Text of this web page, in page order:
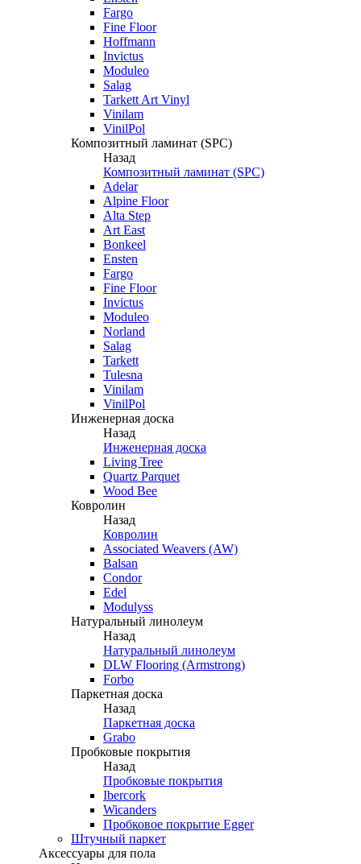
Fargo
Fine Floor
Hoffmann
Invictus
Moduleo
Salag
Tarkett Art Vinyl
Vinilam
VinilPol
Композитный ламинат (SPC)
Назад
Композитный ламинат (SPC)
Adelar
Alpine Floor
Alta Step
Art East
Bonkeel
Ensten
Fargo
Fine Floor
Invictus
Moduleo
Norland
Salag
Tarkett
Tulesna
Vinilam
VinilPol
Инженерная доска
Назад
Инженерная доска
Living Tree
Quartz Parquet
Wood Bee
Ковролин
Назад
Ковролин
Associated Weavers (AW)
Balsan
Condor
Edel
Modulyss
Натуральный линолеум
Назад
Натуральный линолеум
DLW Flooring (Armstrong)
Forbo
Паркетная доска
Назад
Паркетная доска
Grabo
Пробковые покрытия
Назад
Пробковые покрытия
Ibercork
Wicanders
Пробковое покрытие Egger
Штучный паркет
Аксессуары для пола